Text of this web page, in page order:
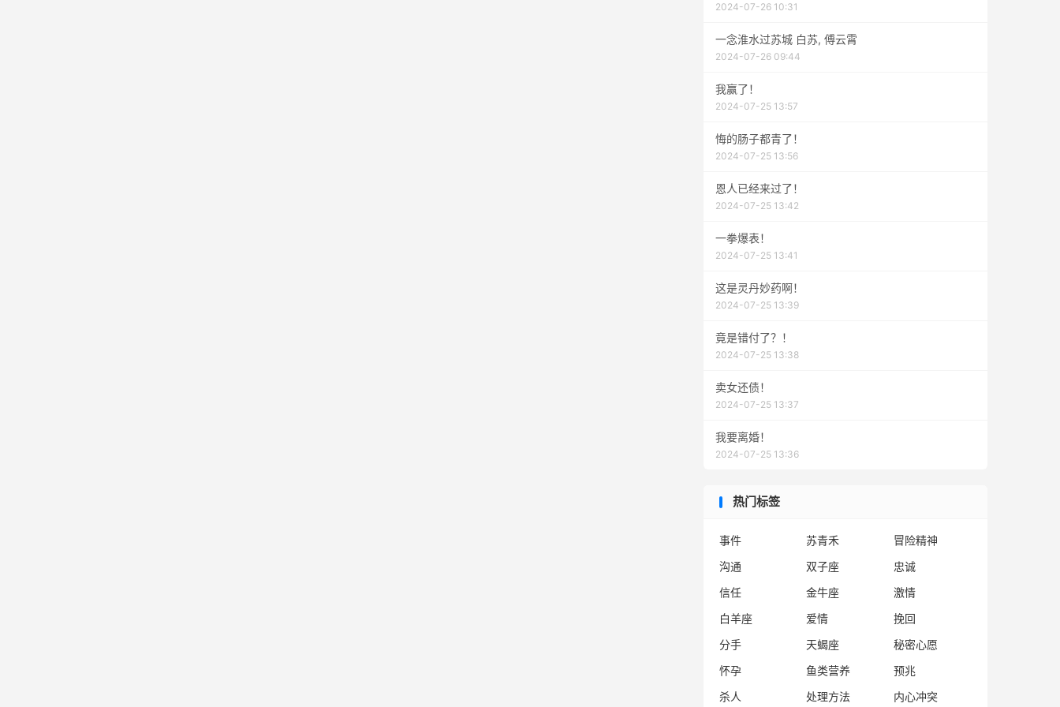
2024-07-26 10:31
一念淮水过苏城 白苏, 傅云霄
2024-07-26 09:44
我赢了！
2024-07-25 13:57
悔的肠子都青了！
2024-07-25 13:56
恩人已经来过了！
2024-07-25 13:42
一拳爆表！
2024-07-25 13:41
这是灵丹妙药啊！
2024-07-25 13:39
竟是错付了？！
2024-07-25 13:38
卖女还债！
2024-07-25 13:37
我要离婚！
2024-07-25 13:36
热门标签
事件 苏青禾
冒险精神
沟通
双子座
忠诚
信任
金牛座
激情
白羊座
爱情
挽回
分手
天蝎座
秘密心愿
怀孕
鱼类营养
预兆
杀人
处理方法 内心冲突